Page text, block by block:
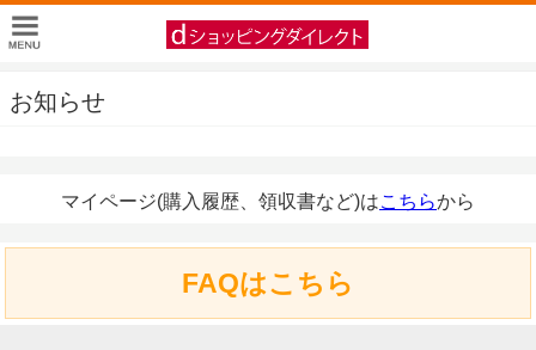
お知らせ
マイページ(購入履歴、領収書など)はこちらから
FAQはこちら